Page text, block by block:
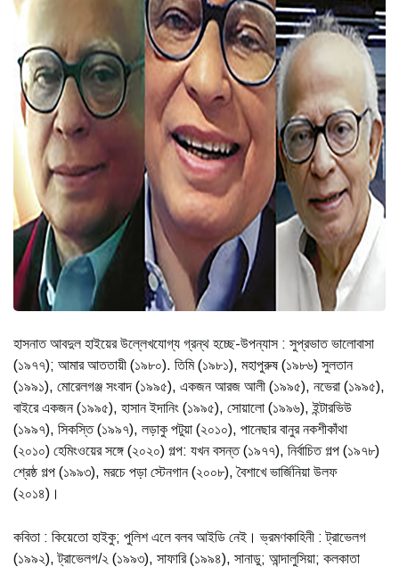
হাসনাত আবদুল হাইয়ের উল্লেখযোগ্য গ্রন্থ হচ্ছে-উপন্যাস : সুপ্রভাত ভালোবাসা
(১৯৭৭); আমার আততায়ী (১৯৮০). তিমি (১৯৮১), মহাপুরুষ (১৯৮৬) সুলতান
(১৯৯১), মোরেলগঞ্জ সংবাদ (১৯৯৫), একজন আরজ আলী (১৯৯৫), নভেরা (১৯৯৫),
বাইরে একজন (১৯৯৫), হাসান ইদানিং (১৯৯৫), সোয়ালো (১৯৯৬), ইন্টারভিউ
(১৯৯৭), সিকস্তি (১৯৯৭), লড়াকু পটুয়া (২০১০), পানেছার বানুর নকশীকাঁথা
(২০১০) হেমিংওয়ের সঙ্গে (২০২০) গল্প: যখন বসন্ত (১৯৭৭), নির্বাচিত গল্প (১৯৭৮)
শ্রেষ্ঠ গল্প (১৯৯৩), মরচে পড়া স্টেনগান (২০০৮), বৈশাখে ভার্জিনিয়া উলফ
(২০১৪)।
কবিতা : কিয়েতো হাইকু; পুলিশ এলে বলব আইডি নেই। ভ্রমণকাহিনী : ট্রাভেলগ
(১৯৯২), ট্রাভেলগ/২ (১৯৯৩), সাফারি (১৯৯৪), সানাডু; আন্দালুসিয়া; কলকাতা